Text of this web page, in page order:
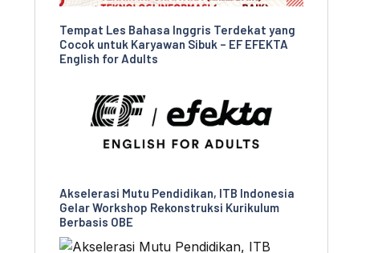
Tempat Les Bahasa Inggris Terdekat yang
Cocok untuk Karyawan Sibuk – EF EFEKTA
English for Adults
Akselerasi Mutu Pendidikan, ITB Indonesia
Gelar Workshop Rekonstruksi Kurikulum
Berbasis OBE